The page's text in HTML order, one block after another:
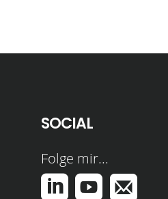
SOCIAL
Folge mir...